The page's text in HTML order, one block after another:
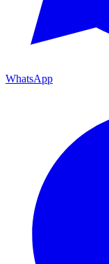
WhatsApp